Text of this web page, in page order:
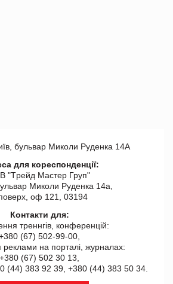
бульвар Миколи Руденка 14А
для кореспонденції:
"Tрейд Мастер Груп"
Миколи Руденка 14а,
оф 121, 03194
Контакти для:
треннгів, конференцій:
(67) 502-99-00,
на порталі, журналах:
+380 (67) 502 30 13,
(44) 383 92 39, +380 (44) 383 50 34.